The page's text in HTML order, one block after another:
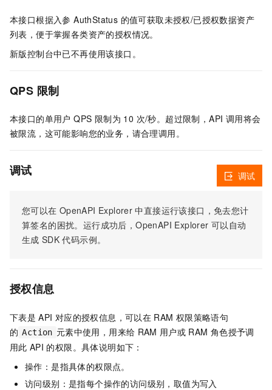
本接口根据入参 AuthStatus 的值可获取未授权/已授权数据资产
列表，便于掌握各类资产的授权情况。
新版控制台中已不再使用该接口。
QPS 限制
本接口的单用户 QPS 限制为 10 次/秒。超过限制，API 调用将会
被限流，这可能影响您的业务，请合理调用。
调试
您可以在 OpenAPI Explorer 中直接运行该接口，免去您计
算签名的困扰。运行成功后，OpenAPI Explorer 可以自动
生成 SDK 代码示例。
调试
授权信息
下表是 API 对应的授权信息，可以在 RAM 权限策略语句
的 Action 元素中使用，用来给 RAM 用户或 RAM 角色授予调
用此 API 的权限。具体说明如下：
操作：是指具体的权限点。
访问级别：是指每个操作的访问级别，取值为写入